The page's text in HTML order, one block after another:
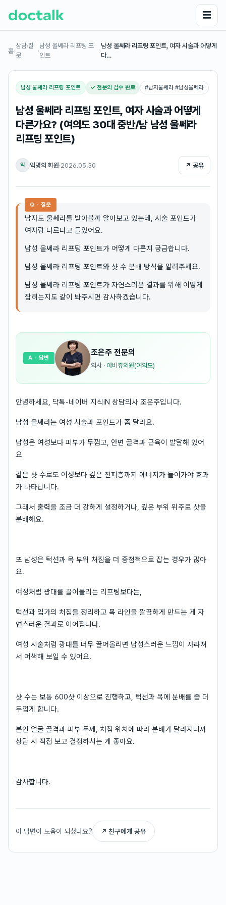
☰
홈›
상담·질
문
›
남성 울쎄라 리프팅 포
인트
›
남성 울쎄라 리프팅 포인트, 여자 시술과 어떻게
다…
남성 울쎄라 리프팅 포인트 ✓ 전문의 검수 완료 #남자울쎄라 #남성울쎄라
남성 울쎄라 리프팅 포인트, 여자 시술과 어떻게
다른가요? (여의도 30대 중반/남 남성 울쎄라
리프팅 포인트)
익 익명의 회원·2026.05.30 ↗ 공유
Q · 질문
남자도 울쎄라를 받아볼까 알아보고 있는데, 시술 포인트가
여자랑 다르다고 들었어요.
남성 울쎄라 리프팅 포인트가 어떻게 다른지 궁금합니다.
남성 울쎄라 리프팅 포인트와 샷 수 분배 방식을 알려주세요.
남성 울쎄라 리프팅 포인트가 자연스러운 결과를 위해 어떻게
잡히는지도 같이 봐주시면 감사하겠습니다.
조은주 전문의
의사 · 아비쥬의원(여의도)
A · 답변
안녕하세요, 닥톡-네이버 지식iN 상담의사 조은주입니다.
남성 울쎄라는 여성 시술과 포인트가 좀 달라요.
남성은 여성보다 피부가 두껍고, 안면 골격과 근육이 발달해 있어
요
같은 샷 수로도 여성보다 깊은 진피층까지 에너지가 들어가야 효과
가 나타납니다.
그래서 출력을 조금 더 강하게 설정하거나, 깊은 부위 위주로 샷을
분배해요.
또 남성은 턱선과 목 부위 처짐을 더 중점적으로 잡는 경우가 많아
요.
여성처럼 광대를 끌어올리는 리프팅보다는,
턱선과 입가의 처짐을 정리하고 목 라인을 깔끔하게 만드는 게 자
연스러운 결과로 이어집니다.
여성 시술처럼 광대를 너무 끌어올리면 남성스러운 느낌이 사라져
서 어색해 보일 수 있어요.
샷 수는 보통 600샷 이상으로 진행하고, 턱선과 목에 분배를 좀 더
두껍게 합니다.
본인 얼굴 골격과 피부 두께, 처짐 위치에 따라 분배가 달라지니까
상담 시 직접 보고 결정하시는 게 좋아요.
감사합니다.
이 답변이 도움이 되셨나요? ↗ 친구에게 공유